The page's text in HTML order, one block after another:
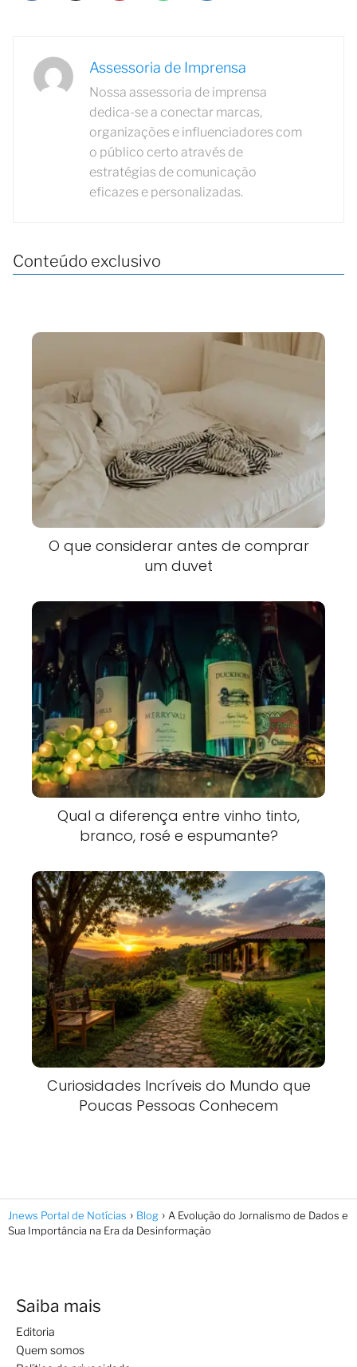
Assessoria de Imprensa
Nossa assessoria de imprensa
dedica-se a conectar marcas,
organizações e influenciadores com
o público certo através de
estratégias de comunicação
eficazes e personalizadas.
Conteúdo exclusivo
O que considerar antes de comprar
um duvet
Qual a diferença entre vinho tinto,
branco, rosé e espumante?
Curiosidades Incríveis do Mundo que
Poucas Pessoas Conhecem
Jnews Portal de Notícias Blog
A Evolução do Jornalismo de Dados e
Sua Importância na Era da Desinformação
Saiba mais
Editoria
Quem somos